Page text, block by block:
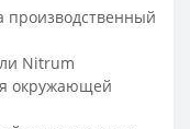
производственный
Nitrum
окружающей